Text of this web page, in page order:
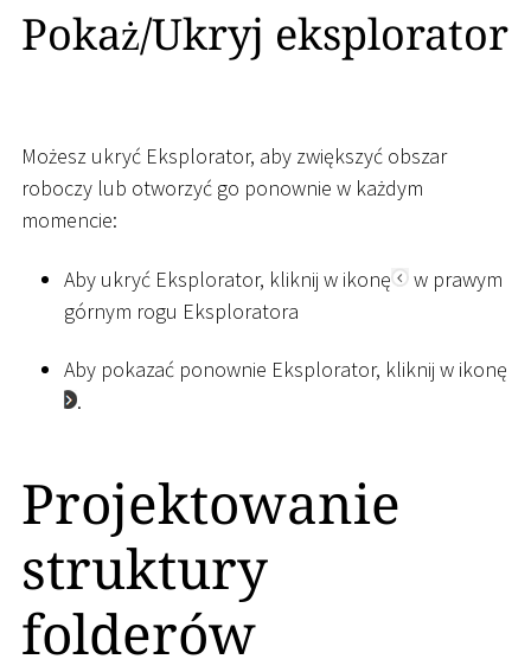
Pokaż/Ukryj eksplorator
Możesz ukryć Eksplorator, aby zwiększyć obszar
roboczy lub otworzyć go ponownie w każdym
momencie:
Aby ukryć Eksplorator, kliknij w ikonę
w prawym
górnym rogu Eksploratora
Aby pokazać ponownie Eksplorator, kliknij w ikonę
.
Projektowanie
struktury
folderów